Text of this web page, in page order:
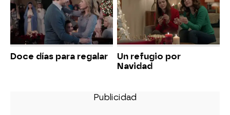
Doce días para regalar
Un refugio por
Navidad